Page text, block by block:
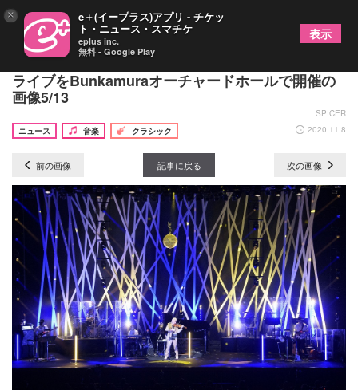
ヴァイオリニストのNAOTOがデビュー15周年記念
ライブをBunkamuraオーチャードホールで開催の
画像5/13
SPICER
ニュース
音楽 クラシック 2020.11.8
前の画像 記事に戻る 次の画像
× e＋(イープラス)アプリ - チケッ
ト・ニュース・スマチケ
eplus inc.
無料 - Google Play
表示